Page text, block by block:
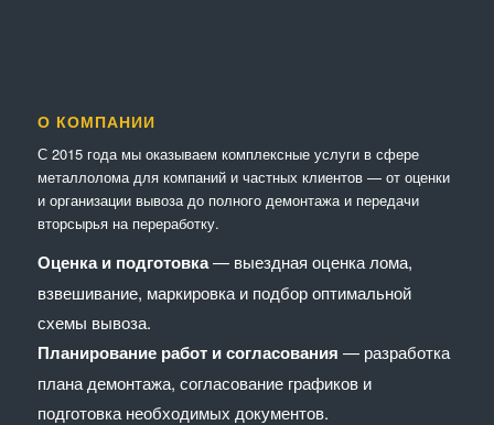
О КОМПАНИИ
С 2015 года мы оказываем комплексные услуги в сфере
металлолома для компаний и частных клиентов — от оценки
и организации вывоза до полного демонтажа и передачи
вторсырья на переработку.
Оценка и подготовка— выездная оценка лома,
взвешивание, маркировка и подбор оптимальной
схемы вывоза.
Планирование работ и согласования — разработка
плана демонтажа, согласование графиков и
подготовка необходимых документов.